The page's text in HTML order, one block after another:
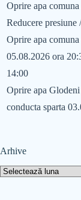
Oprire apa
Reducere presiune
Oprire apa
05.08.2026 ora
14:00
Oprire apa
conducta sparta
Arhive